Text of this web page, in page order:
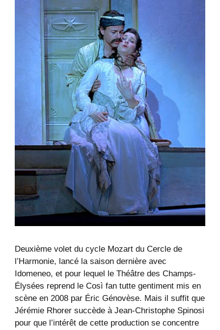
Deuxième volet du cycle Mozart du Cercle de
l’Harmonie, lancé la saison dernière avec
Idomeneo, et pour lequel le Théâtre des Champs-
Élysées reprend le Così fan tutte gentiment mis en
scène en 2008 par Éric Génovèse. Mais il suffit que
Jérémie Rhorer succède à Jean-Christophe Spinosi
pour que l’intérêt de cette production se concentre